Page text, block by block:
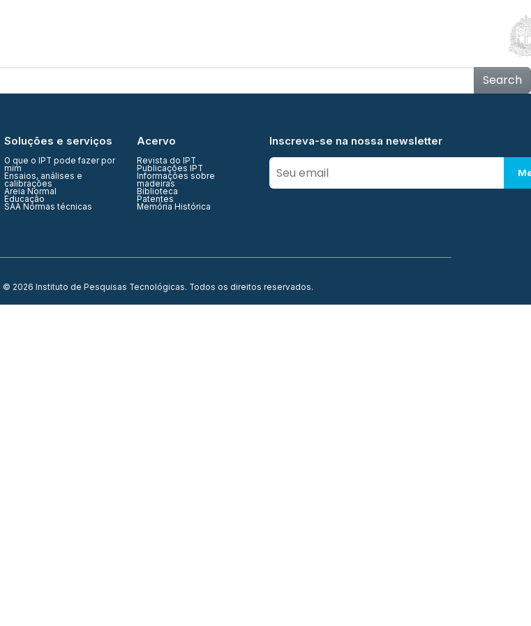
Search
Soluções e serviços
O que o IPT pode fazer por
mim
Ensaios, análises e
calibrações
Areia Normal
Educação
SAA Normas técnicas
Acervo
Revista do IPT
Publicações IPT
Informações sobre
madeiras
Biblioteca
Patentes
Memória Histórica
Inscreva-se na nossa newsletter
| © 2026 Instituto de Pesquisas Tecnológicas. Todos os direitos reservados.